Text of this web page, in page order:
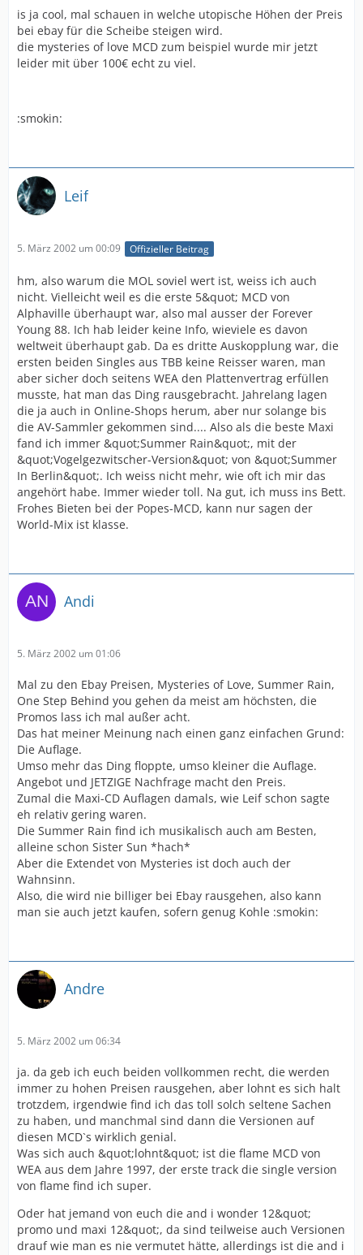
is ja cool, mal schauen in welche utopische Höhen der Preis
bei ebay für die Scheibe steigen wird.
die mysteries of love MCD zum beispiel wurde mir jetzt
leider mit über 100€ echt zu viel.
:smokin:
Leif
5. März 2002 um 00:09 Offizieller Beitrag
hm, also warum die MOL soviel wert ist, weiss ich auch
nicht. Vielleicht weil es die erste 5&quot; MCD von
Alphaville überhaupt war, also mal ausser der Forever
Young 88. Ich hab leider keine Info, wieviele es davon
weltweit überhaupt gab. Da es dritte Auskopplung war, die
ersten beiden Singles aus TBB keine Reisser waren, man
aber sicher doch seitens WEA den Plattenvertrag erfüllen
musste, hat man das Ding rausgebracht. Jahrelang lagen
die ja auch in Online-Shops herum, aber nur solange bis
die AV-Sammler gekommen sind.... Also als die beste Maxi
fand ich immer &quot;Summer Rain&quot;, mit der
&quot;Vogelgezwitscher-Version&quot; von &quot;Summer
In Berlin&quot;. Ich weiss nicht mehr, wie oft ich mir das
angehört habe. Immer wieder toll. Na gut, ich muss ins Bett.
Frohes Bieten bei der Popes-MCD, kann nur sagen der
World-Mix ist klasse.
Andi
5. März 2002 um 01:06
Mal zu den Ebay Preisen, Mysteries of Love, Summer Rain,
One Step Behind you gehen da meist am höchsten, die
Promos lass ich mal außer acht.
Das hat meiner Meinung nach einen ganz einfachen Grund:
Die Auflage.
Umso mehr das Ding floppte, umso kleiner die Auflage.
Angebot und JETZIGE Nachfrage macht den Preis.
Zumal die Maxi-CD Auflagen damals, wie Leif schon sagte
eh relativ gering waren.
Die Summer Rain find ich musikalisch auch am Besten,
alleine schon Sister Sun *hach*
Aber die Extendet von Mysteries ist doch auch der
Wahnsinn.
Also, die wird nie billiger bei Ebay rausgehen, also kann
man sie auch jetzt kaufen, sofern genug Kohle :smokin:
Andre
5. März 2002 um 06:34
ja. da geb ich euch beiden vollkommen recht, die werden
immer zu hohen Preisen rausgehen, aber lohnt es sich halt
trotzdem, irgendwie find ich das toll solch seltene Sachen
zu haben, und manchmal sind dann die Versionen auf
diesen MCD`s wirklich genial.
Was sich auch &quot;lohnt&quot; ist die flame MCD von
WEA aus dem Jahre 1997, der erste track die single version
von flame find ich super.
Oder hat jemand von euch die and i wonder 12&quot;
promo und maxi 12&quot;, da sind teilweise auch Versionen
drauf wie man es nie vermutet hätte, allerdings ist die and i